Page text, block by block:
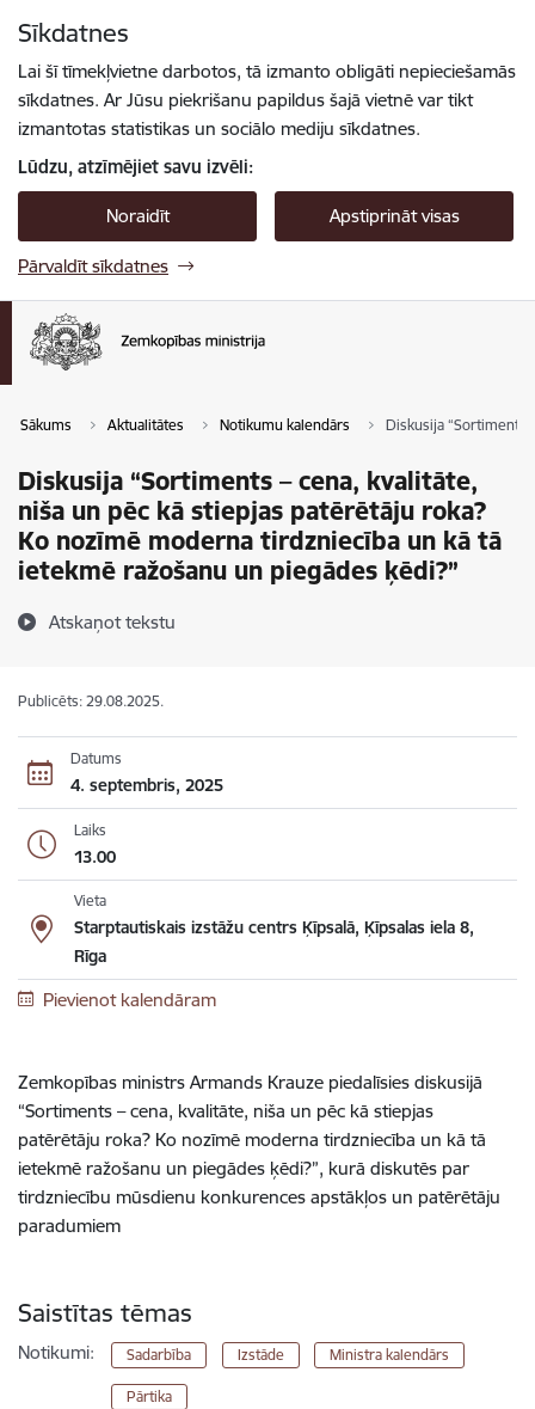
Sīkdatnes
Lai šī tīmekļvietne darbotos, tā izmanto obligāti nepieciešamās
sīkdatnes. Ar Jūsu piekrišanu papildus šajā vietnē var tikt
izmantotas statistikas un sociālo mediju sīkdatnes.
Lūdzu, atzīmējiet savu izvēli:
Noraidīt Apstiprināt visas
Pārvaldīt sīkdatnes
Sākums Aktualitātes Notikumu kalendārs Diskusija “Sortiments
Diskusija “Sortiments – cena, kvalitāte,
niša un pēc kā stiepjas patērētāju roka?
Ko nozīmē moderna tirdzniecība un kā tā
ietekmē ražošanu un piegādes ķēdi?”
Atskaņot tekstu
Publicēts: 29.08.2025.
Datums
4. septembris, 2025
Laiks
13.00
Vieta
Starptautiskais izstāžu centrs Ķīpsalā, Ķīpsalas iela 8,
Rīga
Pievienot kalendāram
Zemkopības ministrs Armands Krauze piedalīsies diskusijā
“Sortiments – cena, kvalitāte, niša un pēc kā stiepjas
patērētāju roka? Ko nozīmē moderna tirdzniecība un kā tā
ietekmē ražošanu un piegādes ķēdi?”, kurā diskutēs par
tirdzniecību mūsdienu konkurences apstākļos un patērētāju
paradumiem
Saistītas tēmas
Notikumi: Sadarbība Izstāde Ministra kalendārs
Pārtika